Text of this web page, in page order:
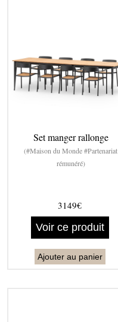
Set manger rallonge
(#Maison du Monde #Partenariat
rémunéré)
3149€
Voir ce produit
Ajouter au panier